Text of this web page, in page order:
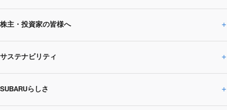
SUBARUのありたい姿
SUBARU 2025方針
事業所・関係会社
ニュースルームトップ
ニュースリリース
閉じる
株主・投資家の皆様へ
株主・投資家の皆様へトップ
企業・経営
サステナビリティ
サステナビリティトップ
SUBARUらしさ